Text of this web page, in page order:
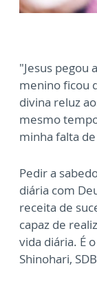
"Jesus pegou
menino ficou
divina reluz
mesmo
minha falta
Pedir a
diária com
receita de
capaz de
vida diária. É
Shinohari,